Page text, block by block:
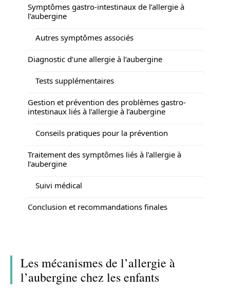
Symptômes gastro-intestinaux de l’allergie à
l’aubergine
Autres symptômes associés
Diagnostic d’une allergie à l’aubergine
Tests supplémentaires
Gestion et prévention des problèmes gastro-
intestinaux liés à l’allergie à l’aubergine
Conseils pratiques pour la prévention
Traitement des symptômes liés à l’allergie à
l’aubergine
Suivi médical
Conclusion et recommandations finales
Les mécanismes de l’allergie à
l’aubergine chez les enfants